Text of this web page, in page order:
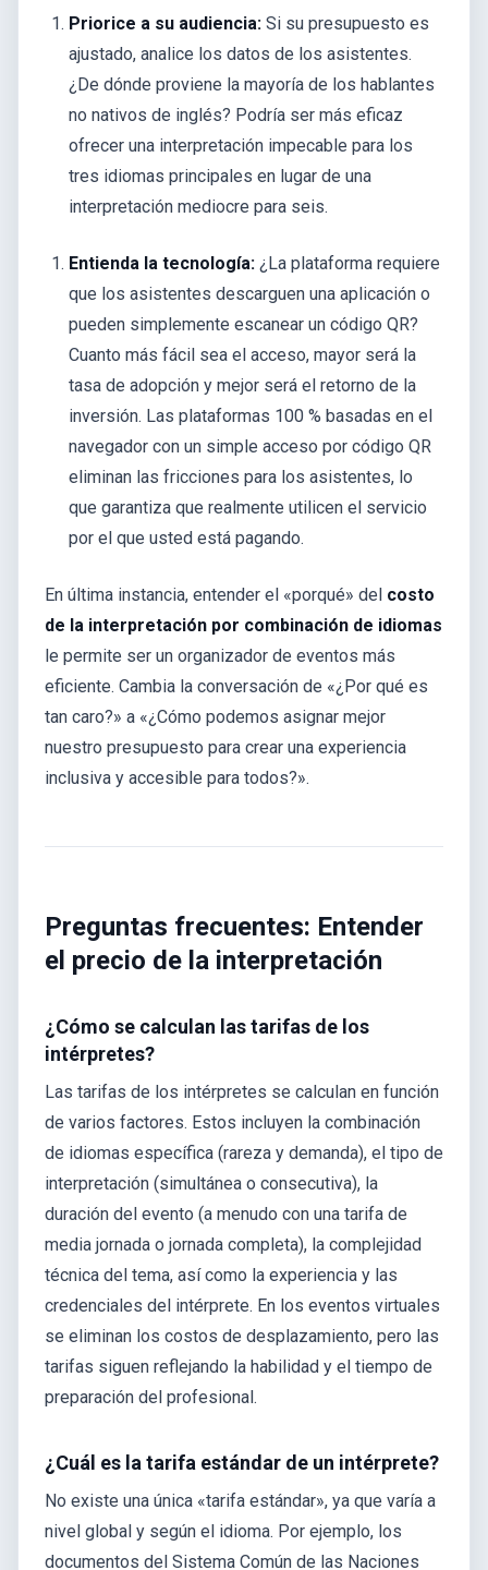
Priorice a su audiencia: Si su presupuesto es
ajustado, analice los datos de los asistentes.
¿De dónde proviene la mayoría de los hablantes
no nativos de inglés? Podría ser más eficaz
ofrecer una interpretación impecable para los
tres idiomas principales en lugar de una
interpretación mediocre para seis.
Entienda la tecnología: ¿La plataforma requiere
que los asistentes descarguen una aplicación o
pueden simplemente escanear un código QR?
Cuanto más fácil sea el acceso, mayor será la
tasa de adopción y mejor será el retorno de la
inversión. Las plataformas 100 % basadas en el
navegador con un simple acceso por código QR
eliminan las fricciones para los asistentes, lo
que garantiza que realmente utilicen el servicio
por el que usted está pagando.
En última instancia, entender el «porqué» del costo
de la interpretación por combinación de idiomas
le permite ser un organizador de eventos más
eficiente. Cambia la conversación de «¿Por qué es
tan caro?» a «¿Cómo podemos asignar mejor
nuestro presupuesto para crear una experiencia
inclusiva y accesible para todos?».
Preguntas frecuentes: Entender
el precio de la interpretación
¿Cómo se calculan las tarifas de los
intérpretes?
Las tarifas de los intérpretes se calculan en función
de varios factores. Estos incluyen la combinación
de idiomas específica (rareza y demanda), el tipo de
interpretación (simultánea o consecutiva), la
duración del evento (a menudo con una tarifa de
media jornada o jornada completa), la complejidad
técnica del tema, así como la experiencia y las
credenciales del intérprete. En los eventos virtuales
se eliminan los costos de desplazamiento, pero las
tarifas siguen reflejando la habilidad y el tiempo de
preparación del profesional.
¿Cuál es la tarifa estándar de un intérprete?
No existe una única «tarifa estándar», ya que varía a
nivel global y según el idioma. Por ejemplo, los
documentos del Sistema Común de las Naciones